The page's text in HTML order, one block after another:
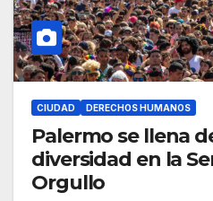
CIUDAD DERECHOS HUMANOS
Palermo se llena
diversidad en la
Orgullo